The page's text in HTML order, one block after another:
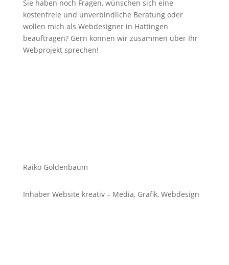
Sie haben noch Fragen, wünschen sich eine
kostenfreie und unverbindliche Beratung oder
wollen mich als Webdesigner in Hattingen
beauftragen? Gern können wir zusammen über Ihr
Webprojekt sprechen!
Raiko Goldenbaum
Inhaber Website kreativ – Media, Grafik, Webdesign